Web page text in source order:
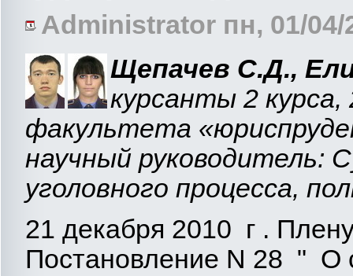
Administrator пн, 01/04/
Щепачев С.Д.,
курсанты 2 курса,
факультета
научный руководитель:
уголовного процесса,
21 декабря 2010 г .
Постановление N 28 " О